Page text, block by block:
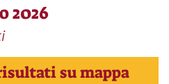
2026
su mappa